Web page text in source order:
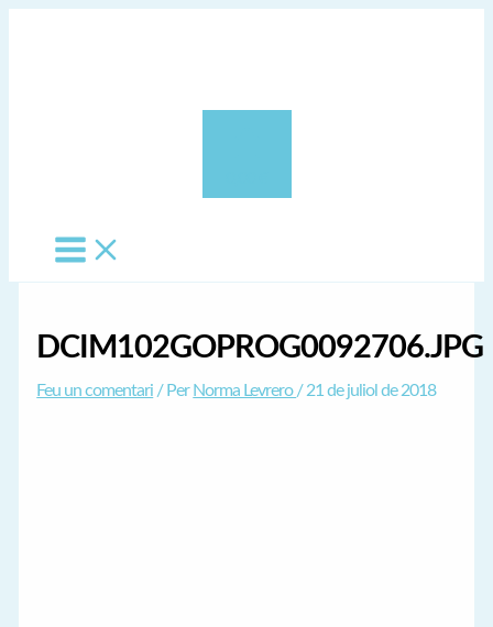
DCIM102GOPROG0092706.JPG
Feu un comentari / Per Norma Levrero/21 de juliol de 2018